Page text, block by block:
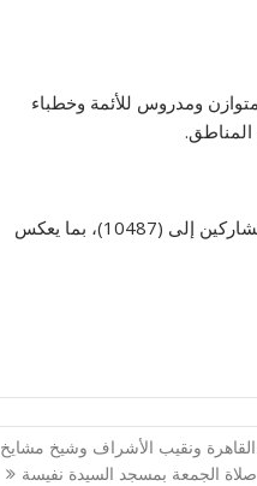
ومدروس للأئمة وخطباء
المناطق.
وقد بلغ عدد المساجد المشاركة نحو (3925) مسجدًا، فيما وصل عدد الأئمة وخطباء المكافأة المشاركين إلى (10487)، بما يعكس
ونقيب الأشراف وشيخ مشايخ
الجمعة بمسجد السيدة نفيسة